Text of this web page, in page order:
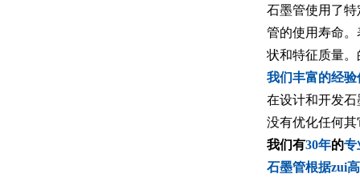
石墨管使用了
管的使用寿命
状和特征质量
我们丰
在设计和开发
没有优化任何
我们有30年的专
石墨管根据zui